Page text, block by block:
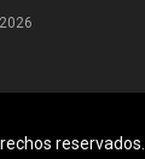
reservados.